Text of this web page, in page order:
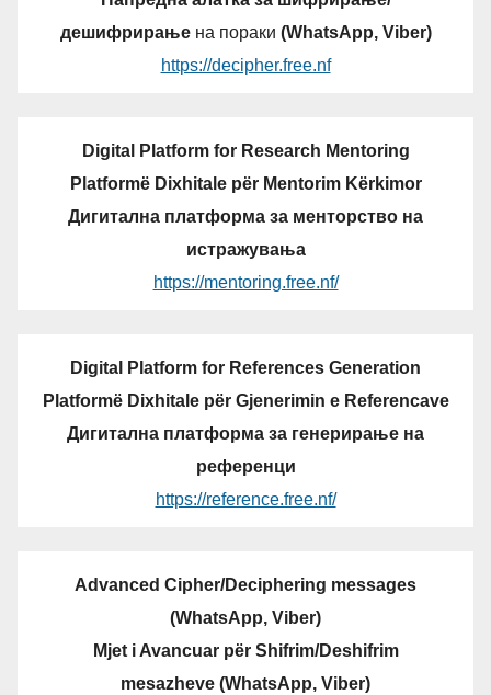
дешифрирањена пораки (WhatsApp, Viber)
https://decipher.free.nf
Digital Platform for Research Mentoring
Platformë Dixhitale për Mentorim Kërkimor
Дигитална платформа за менторство на
истражувања
https://mentoring.free.nf/
Digital Platform for References Generation
Platformë Dixhitale për Gjenerimin e Referencave
Дигитална платформа за генерирање на
референци
https://reference.free.nf/
Advanced Cipher/Deciphering messages
(WhatsApp, Viber)
Mjet i Avancuar për Shifrim/Deshifrim
mesazheve (WhatsApp, Viber)